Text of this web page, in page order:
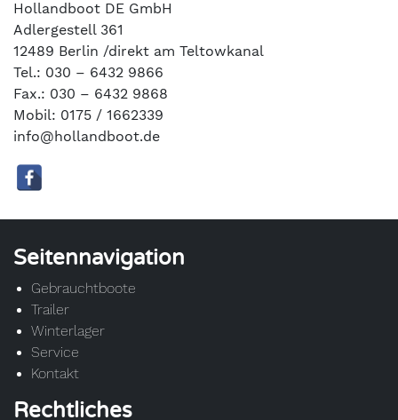
Hollandboot DE GmbH
Adlergestell 361
12489 Berlin /direkt am Teltowkanal
Tel.: 030 – 6432 9866
Fax.: 030 – 6432 9868
Mobil: 0175 / 1662339
info@hollandboot.de
Seitennavigation
Gebrauchtboote
Trailer
Winterlager
Service
Kontakt
Rechtliches